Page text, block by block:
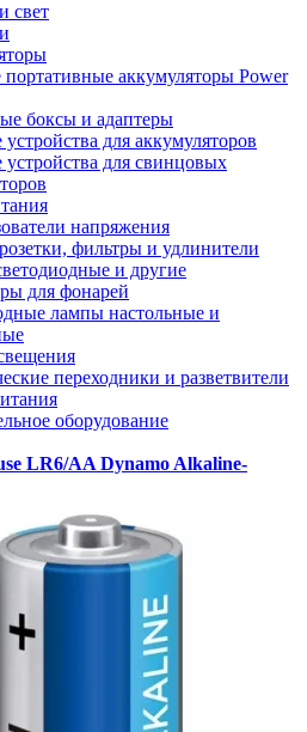
свет
аккумуляторы Power
боксы и адаптеры
для аккумуляторов
устройства для свинцовых
напряжения
фильтры и удлинители
и другие
для фонарей
лампы настольные и
переходники и разветвители
оборудование
LR6/AA Dynamo Alkaline-